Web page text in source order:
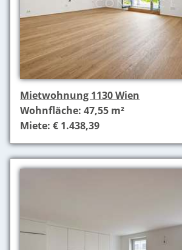
Mietwohnung 1130 Wien
Wohnfläche: 47,55 m²
Miete: € 1.438,39